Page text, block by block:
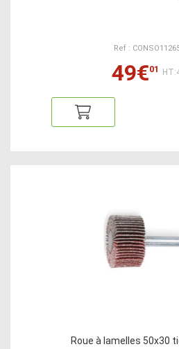
Ref :
49€01
Roue à lamelles 50x30